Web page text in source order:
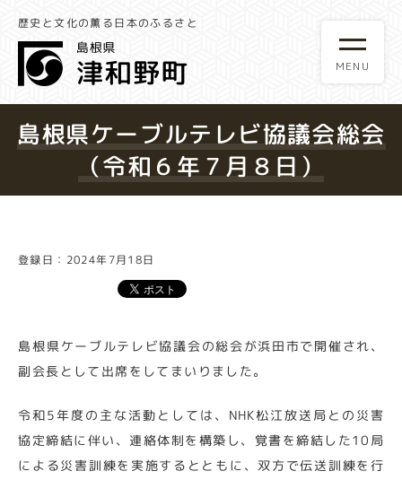
歴史と文化の薫る日本のふるさと
島根県ケーブルテレビ協議会総会
（令和６年７月８日）
登録日：2024年7月18日
島根県ケーブルテレビ協議会の総会が浜田市で開催され、
副会長として出席をしてまいりました。
令和5年度の主な活動としては、NHK松江放送局との災害
協定締結に伴い、連絡体制を構築し、覚書を締結した10局
による災害訓練を実施するとともに、双方で伝送訓練を行